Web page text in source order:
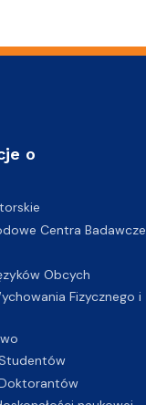
o
Centra Badawcze
Obcych
Fizycznego i